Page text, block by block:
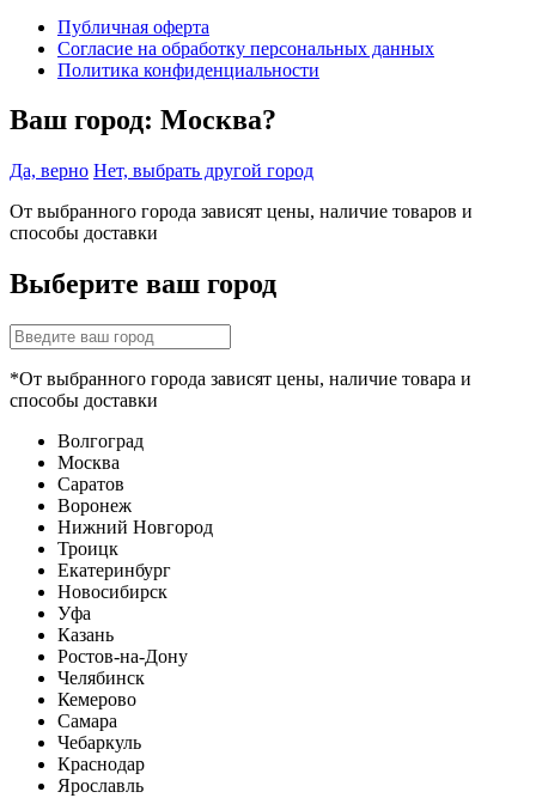
Публичная оферта
Согласие на обработку персональных данных
Политика конфиденциальности
Ваш город: Москва?
Да, верно Нет, выбрать другой город
От выбранного города зависят цены, наличие товаров и
способы доставки
Выберите ваш город
*От выбранного города зависят цены, наличие товара и
способы доставки
Волгоград
Москва
Саратов
Воронеж
Нижний Новгород
Троицк
Екатеринбург
Новосибирск
Уфа
Казань
Ростов-на-Дону
Челябинск
Кемерово
Самара
Чебаркуль
Краснодар
Ярославль